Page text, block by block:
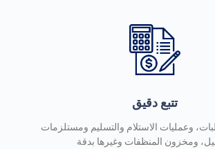
تتبع دقيق
وعمليات الاستلام والتسليم ومستلزمات
ومخزون المنظفات وغيرها بدقة